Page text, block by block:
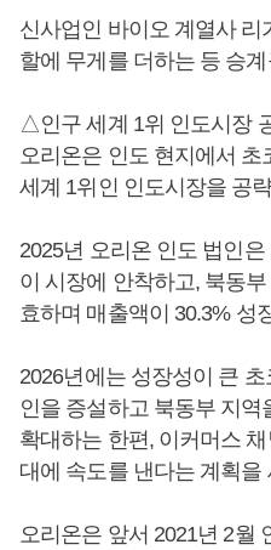
신사업인 바이오 계열사
할에 무게를 더하는 등 승
△인구 세계 1위 인도시장
오리온은 인도 현지에서
세계 1위인 인도시장을 공
2025년 오리온 인도 법인
이 시장에 안착하고, 북동
효하며 매출액이 30.3% 성
2026년에는 성장성이 큰
인을 증설하고 북동부 지
확대하는 한편, 이커머스
대에 속도를 낸다는 계획을
오리온은 앞서 2021년 2월